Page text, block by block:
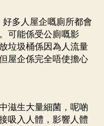
多人屋企嘅廁所都會
可能係受公廁嘅影
垃圾桶係因為人流量
屋企係完全唔使擔心
滋生大量細菌，呢啲
吸入人體，影響人體